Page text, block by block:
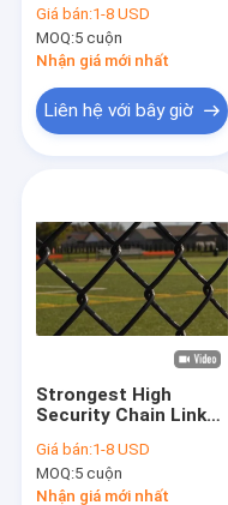
Các sản phẩm
Về chúng tôi
Tham quan nhà máy
Yêu cầu báo giá
cuối cột - Cột cuối
cột góc và cột cổng
Giá bán:1-8 USD
MOQ:5 cuộn
Nhận giá mới nhất
Liên hệ với bây giờ
Strongest High
Security Chain Link
đáp ứng hoặc vượt
quá tiêu chuẩn ASTM
Giá bán:1-8 USD
MOQ:5 cuộn
Nhận giá mới nhất